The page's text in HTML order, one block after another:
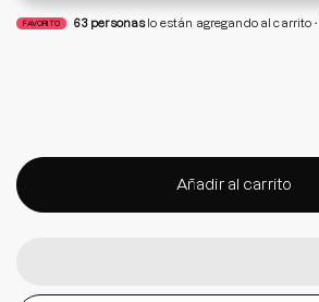
FAVORITO 63personas lo están agregando al carrito
Añadir al carrito